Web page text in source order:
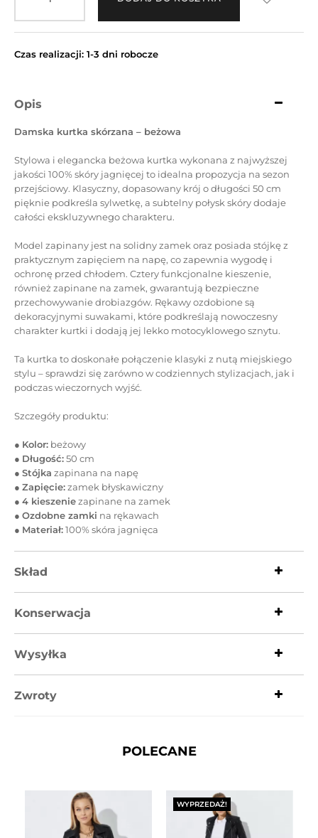
Czas realizacji: 1-3 dni robocze
Opis
Damska kurtka skórzana – beżowa
Stylowa i elegancka beżowa kurtka wykonana z najwyższej
jakości 100% skóry jagnięcej to idealna propozycja na sezon
przejściowy. Klasyczny, dopasowany krój o długości 50 cm
pięknie podkreśla sylwetkę, a subtelny połysk skóry dodaje
całości ekskluzywnego charakteru.
Model zapinany jest na solidny zamek oraz posiada stójkę z
praktycznym zapięciem na napę, co zapewnia wygodę i
ochronę przed chłodem. Cztery funkcjonalne kieszenie,
również zapinane na zamek, gwarantują bezpieczne
przechowywanie drobiazgów. Rękawy ozdobione są
dekoracyjnymi suwakami, które podkreślają nowoczesny
charakter kurtki i dodają jej lekko motocyklowego sznytu.
Ta kurtka to doskonałe połączenie klasyki z nutą miejskiego
stylu – sprawdzi się zarówno w codziennych stylizacjach, jak i
podczas wieczornych wyjść.
Szczegóły produktu:
● Kolor: beżowy
● Długość:50 cm
● Stójka zapinana na napę
● Zapięcie:zamek błyskawiczny
● 4 kieszeniezapinane na zamek
● Ozdobne zamki na rękawach
● Materiał:100% skóra jagnięca
Skład
Konserwacja
Wysyłka
Zwroty
POLECANE
WYPRZEDAŻ!